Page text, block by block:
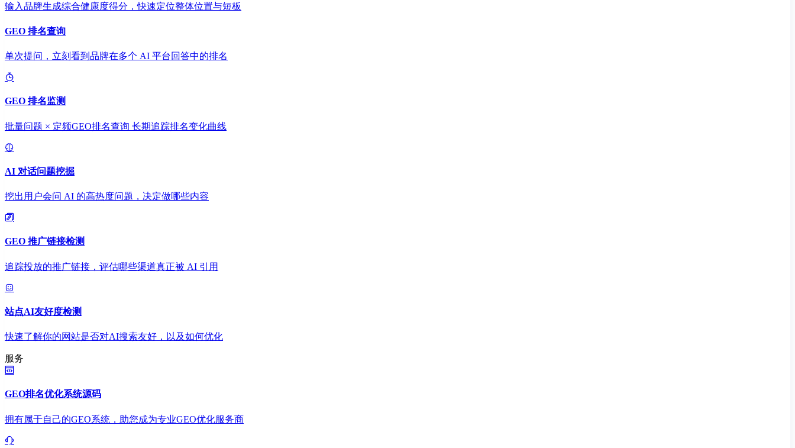
输入品牌生成综合健康度得分，快速定位整体位置与短板
GEO 排名查询
单次提问，立刻看到品牌在多个 AI 平台回答中的排名
GEO 排名监测
批量问题 × 定频GEO排名查询 长期追踪排名变化曲线
AI 对话问题挖掘
挖出用户会问 AI 的高热度问题，决定做哪些内容
GEO 推广链接检测
追踪投放的推广链接，评估哪些渠道真正被 AI 引用
站点AI友好度检测
快速了解你的网站是否对AI搜索友好，以及如何优化
服务
GEO排名优化系统源码
拥有属于自己的GEO系统，助您成为专业GEO优化服务商